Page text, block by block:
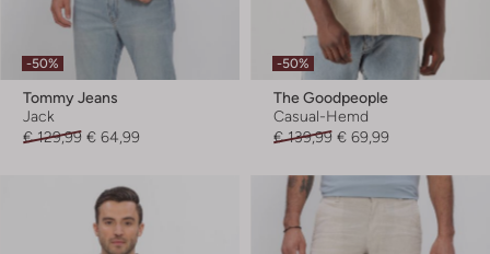
-50%
Tommy Jeans
Jack
€ 129,99 € 64,99
-50%
The Goodpeople
Casual-Hemd
€ 139,99 € 69,99